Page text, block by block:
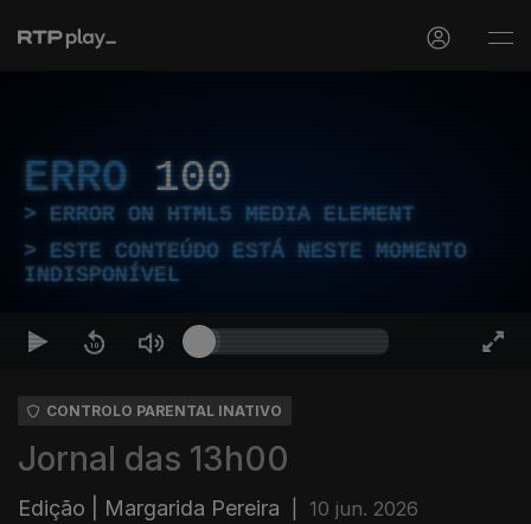
ERRO 100
ERROR ON HTML5 MEDIA ELEMENT
ESTE CONTEÚDO ESTÁ NESTE MOMENTO
INDISPONÍVEL
CONTROLO PARENTAL INATIVO
Jornal das 13h00
Edição | Margarida Pereira 10 jun. 2026